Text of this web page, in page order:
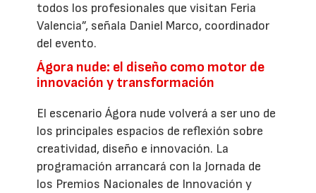
todos los profesionales que visitan Feria
Valencia”, señala Daniel Marco, coordinador
del evento.
Ágora nude: el diseño como motor de
innovación y transformación
El escenario Ágora nude volverá a ser uno de
los principales espacios de reflexión sobre
creatividad, diseño e innovación. La
programación arrancará con la Jornada de
los Premios Nacionales de Innovación y